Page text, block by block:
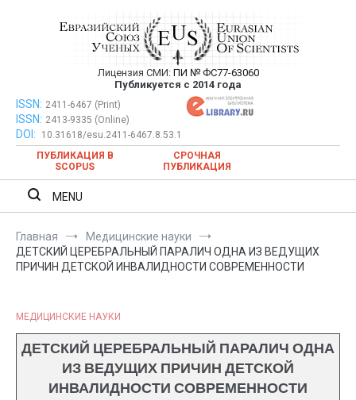
Евразийский Союз Ученых —
публикация научных статей в
ежемесячном научном журнале
Лицензия СМИ: ПИ № ФС77-63060
Публикуется с 2014 года
Евразийский Союз Ученых — публикация научных статей в
ежемесячном научном журнале
ISSN: 2411-6467 (Print)
ISSN: 2413-9335 (Online)
DOI:
10.31618/esu.2411-6467.8.53.1
ПУБЛИКАЦИЯ В
SCOPUS
СРОЧНАЯ
ПУБЛИКАЦИЯ
MENU
Главная
Медицинские науки
ДЕТСКИЙ ЦЕРЕБРАЛЬНЫЙ ПАРАЛИЧ ОДНА ИЗ ВЕДУЩИХ
ПРИЧИН ДЕТСКОЙ ИНВАЛИДНОСТИ СОВРЕМЕННОСТИ
МЕДИЦИНСКИЕ НАУКИ
ДЕТСКИЙ ЦЕРЕБРАЛЬНЫЙ ПАРАЛИЧ ОДНА
ИЗ ВЕДУЩИХ ПРИЧИН ДЕТСКОЙ
ИНВАЛИДНОСТИ СОВРЕМЕННОСТИ